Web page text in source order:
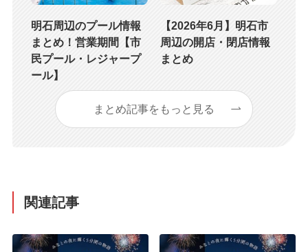
明石周辺のプール情報
まとめ！営業期間【市
民プール・レジャープ
ール】
【2026年6月】明石市
周辺の開店・閉店情報
まとめ
まとめ記事をもっと見る
関連記事